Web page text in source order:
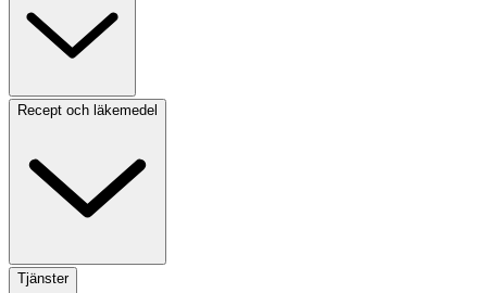
Recept och läkemedel
Tjänster